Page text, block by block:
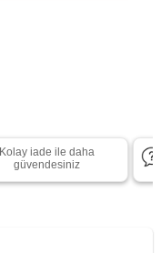
Kolay iade ile daha
güvendesiniz